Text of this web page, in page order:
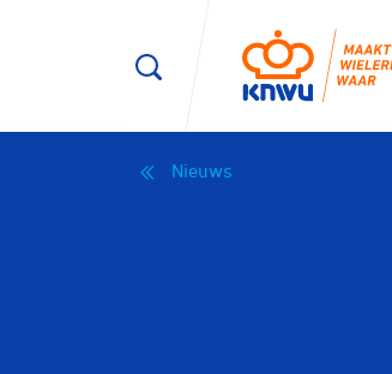
Nieuws